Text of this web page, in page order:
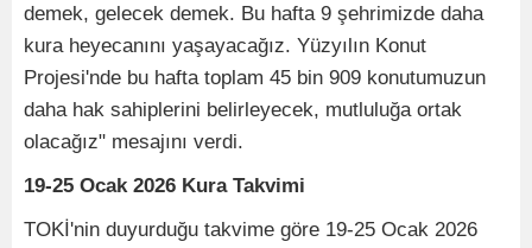
demek, gelecek demek. Bu hafta 9 şehrimizde daha
kura heyecanını yaşayacağız. Yüzyılın Konut
Projesi'nde bu hafta toplam 45 bin 909 konutumuzun
daha hak sahiplerini belirleyecek, mutluluğa ortak
olacağız" mesajını verdi.
19-25 Ocak 2026 Kura Takvimi
TOKİ'nin duyurduğu takvime göre 19-25 Ocak 2026